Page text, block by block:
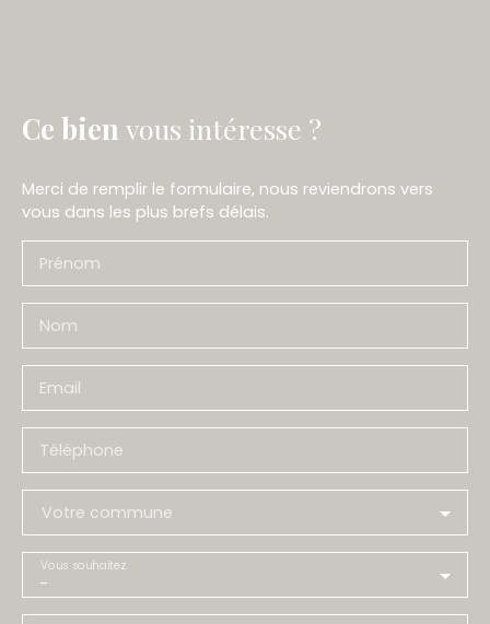
Ce bien vous intéresse ?
Merci de remplir le formulaire, nous reviendrons vers
vous dans les plus brefs délais.
Prénom
Nom
Email
Téléphone
Votre commune
-
Vous souhaitez